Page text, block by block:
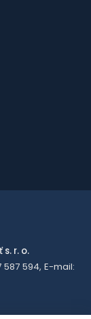
r. o.
587 594, E-mail: